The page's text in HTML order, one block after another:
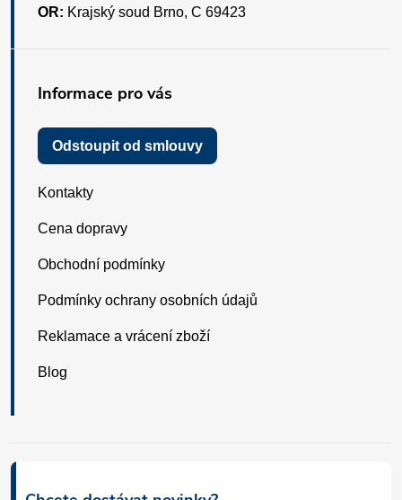
OR: Krajský soud Brno, C 69423
Informace pro vás
Odstoupit od smlouvy
Kontakty
Cena dopravy
Obchodní podmínky
Podmínky ochrany osobních údajů
Reklamace a vrácení zboží
Blog